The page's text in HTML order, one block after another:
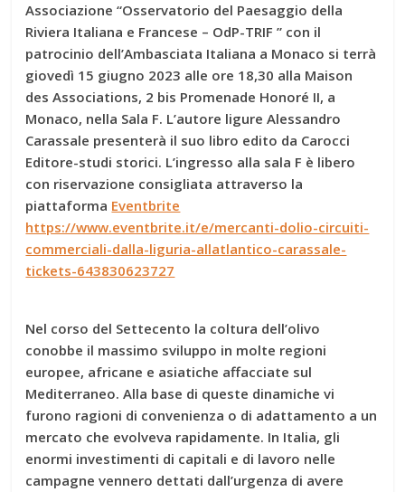
Associazione “Osservatorio del Paesaggio della
Riviera Italiana e Francese – OdP-TRIF ” con il
patrocinio dell’Ambasciata Italiana a Monaco si terrà
giovedì 15 giugno 2023 alle ore 18,30 alla Maison
des Associations, 2 bis Promenade Honoré II, a
Monaco, nella Sala F. L’autore ligure Alessandro
Carassale presenterà il suo libro edito da Carocci
Editore-studi storici. L’ingresso alla sala F è libero
con riservazione consigliata attraverso la
piattaforma Eventbrite
https://www.eventbrite.it/e/mercanti-dolio-circuiti-
commerciali-dalla-liguria-allatlantico-carassale-
tickets-643830623727
Nel corso del Settecento la coltura dell’olivo
conobbe il massimo sviluppo in molte regioni
europee, africane e asiatiche affacciate sul
Mediterraneo. Alla base di queste dinamiche vi
furono ragioni di convenienza o di adattamento a un
mercato che evolveva rapidamente. In Italia, gli
enormi investimenti di capitali e di lavoro nelle
campagne vennero dettati dall’urgenza di avere